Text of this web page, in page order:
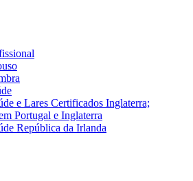
e Lares Certificados Inglaterra;
Portugal e Inglaterra
República da Irlanda